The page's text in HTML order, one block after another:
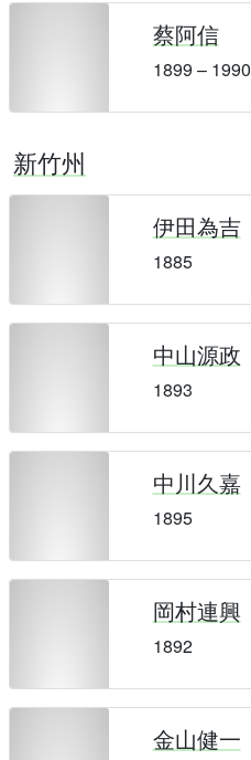
蔡阿信
1899 – 1990
新竹州
伊田為吉
1885
中山源政
1893
中川久嘉
1895
岡村連興
1892
金山健一